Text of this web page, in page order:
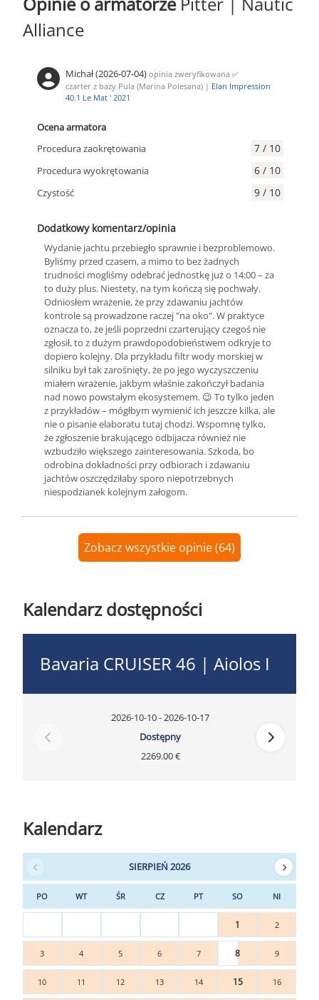
Alliance
Michał (2026-07-04) opinia zweryfikowana ✅
czarter z bazy Pula (Marina Polesana) | Elan Impression
40.1 Le Mat ' 2021
Ocena armatora
Procedura zaokrętowania
7 / 10
Procedura wyokrętowania 6 / 10
Czystość 9 / 10
Dodatkowy komentarz/opinia
Wydanie jachtu przebiegło sprawnie i bezproblemowo.
Byliśmy przed czasem, a mimo to bez żadnych
trudności mogliśmy odebrać jednostkę już o 14:00 – za
to duży plus. Niestety, na tym kończą się pochwały.
Odniosłem wrażenie, że przy zdawaniu jachtów
kontrole są prowadzone raczej "na oko". W praktyce
oznacza to, że jeśli poprzedni czarterujący czegoś nie
zgłosił, to z dużym prawdopodobieństwem odkryje to
dopiero kolejny. Dla przykładu filtr wody morskiej w
silniku był tak zarośnięty, że po jego wyczyszczeniu
miałem wrażenie, jakbym właśnie zakończył badania
nad nowo powstałym ekosystemem. 😉 To tylko jeden
z przykładów – mógłbym wymienić ich jeszcze kilka, ale
nie o pisanie elaboratu tutaj chodzi. Wspomnę tylko,
że zgłoszenie brakującego odbijacza również nie
wzbudziło większego zainteresowania. Szkoda, bo
odrobina dokładności przy odbiorach i zdawaniu
jachtów oszczędziłaby sporo niepotrzebnych
niespodzianek kolejnym załogom.
Zobacz wszystkie opinie (64)
Kalendarz dostępności
Bavaria CRUISER 46 | Aiolos I
2026-10-10 - 2026-10-17
Dostępny
2269.00 €
Kalendarz
SIERPIEŃ 2026
PO WT ŚR CZ PT SO NI
1 2
3 4 5 6 7 8 9
10 11 12 13 14 15 16